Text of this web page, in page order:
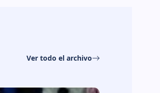
Ver todo el archivo